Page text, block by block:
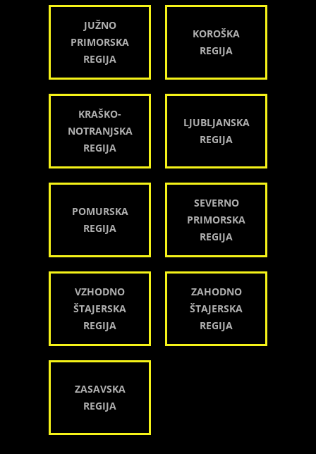
JUŽNO
PRIMORSKA
REGIJA
KOROŠKA
REGIJA
KRAŠKO-
NOTRANJSKA
REGIJA
LJUBLJANSKA
REGIJA
POMURSKA
REGIJA
SEVERNO
PRIMORSKA
REGIJA
VZHODNO
ŠTAJERSKA
REGIJA
ZAHODNO
ŠTAJERSKA
REGIJA
ZASAVSKA
REGIJA